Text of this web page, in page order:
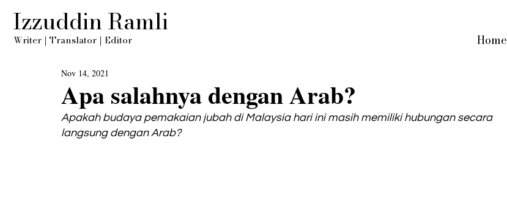
Izzuddin Ramli
Writer | Translator | Editor Home
Apa salahnya dengan Arab?
Nov 14, 2021
Apakah budaya pemakaian jubah di Malaysia hari ini masih memiliki hubungan secara
langsung dengan Arab?